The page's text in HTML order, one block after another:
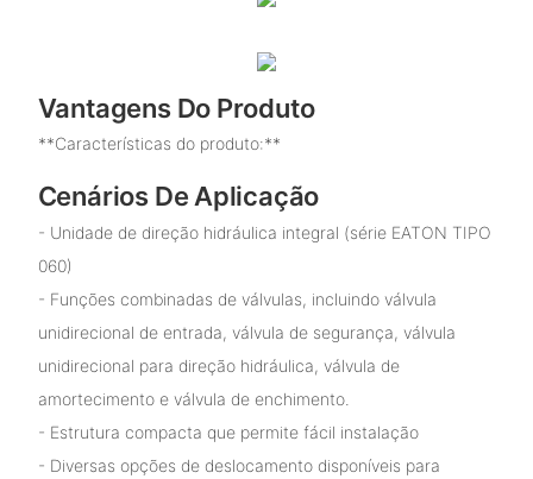
Vantagens Do Produto
**Características do produto:**
Cenários De Aplicação
- Unidade de direção hidráulica integral (série EATON TIPO
060)
- Funções combinadas de válvulas, incluindo válvula
unidirecional de entrada, válvula de segurança, válvula
unidirecional para direção hidráulica, válvula de
amortecimento e válvula de enchimento.
- Estrutura compacta que permite fácil instalação
- Diversas opções de deslocamento disponíveis para